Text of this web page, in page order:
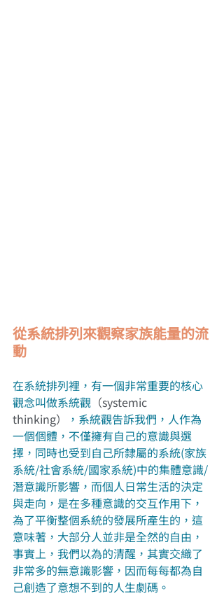
從系統排列來觀察家族能量的流
動
在系統排列裡，有一個非常重要的核心
觀念叫做系統觀 （systemic
thinking）
，系統觀告訴我們，人作為
一個個體，不僅擁有自己的意識與選
擇，同時也受到自己所隸屬的系統(家族
系統/社會系統/國家系統)中的集體意識/
潛意識所影響，而個人日常生活的決定
與走向，是在多種意識的交互作用下，
為了平衡整個系統的發展所產生的，這
意味著，大部分人並非是全然的自由，
事實上，我們以為的清醒，其實交織了
非常多的無意識影響，因而每每都為自
己創造了意想不到的人生劇碼。